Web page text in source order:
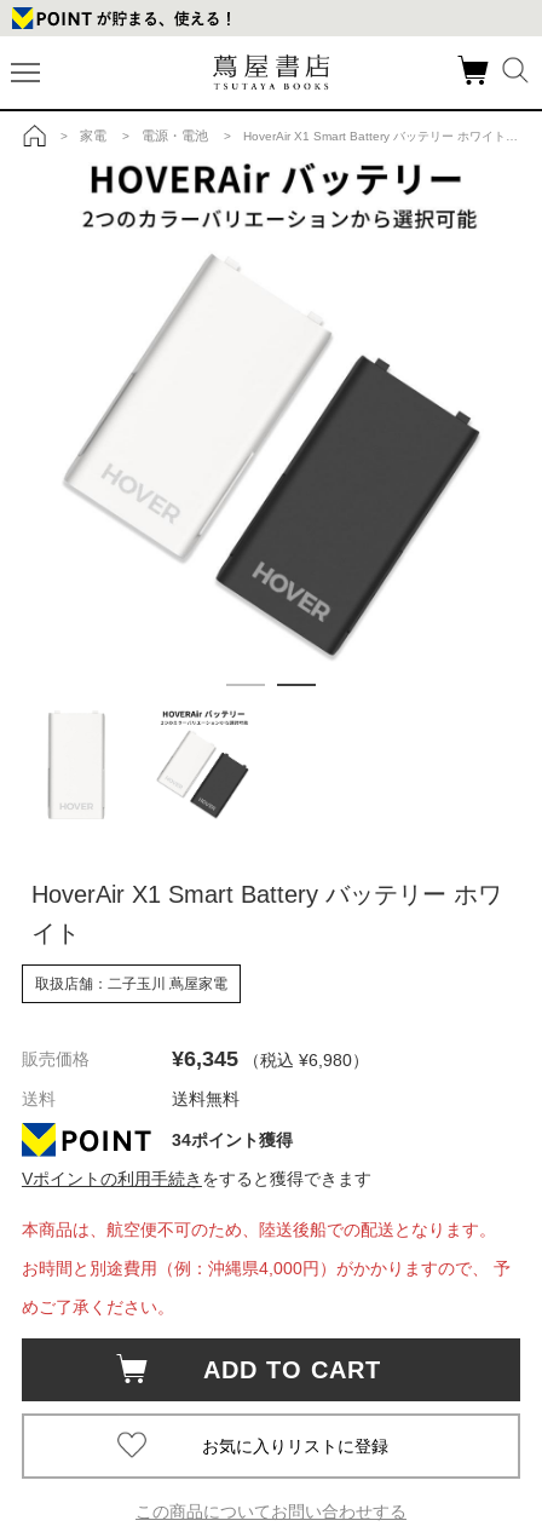
> 家電 > 電源・電池 > HoverAir X1 Smart Battery バッテリー ホワイト の商品詳細
HoverAir X1 Smart Battery バッテリー ホワ
イト
取扱店舗：二子玉川 蔦屋家電
販売価格 ¥6,345 （税込 ¥6,980）
送料
送料無料
34ポイント獲得
Vポイントの利用手続き をすると獲得できます
本商品は、航空便不可のため、陸送後船での配送となります。
お時間と別途費用（例：沖縄県4,000円）がかかりますので、 予
めご了承ください。
ADD TO CART
この商品についてお問い合わせする